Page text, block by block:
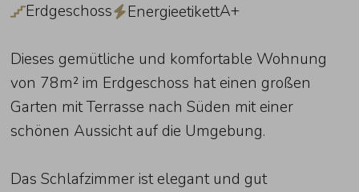
Erdgeschoss EnergieetikettA+
Dieses gemütliche und komfortable Wohnung
von 78m² im Erdgeschoss hat einen großen
Garten mit Terrasse nach Süden mit einer
schönen Aussicht auf die Umgebung.
Das Schlafzimmer ist elegant und gut